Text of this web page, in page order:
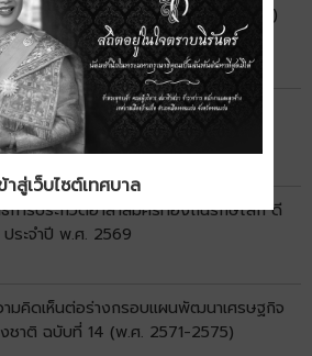
รประกันภัย ฉบับที่ 5 (พ.ศ. 2569–2573)
ธ์ การสรรหาปราชญ์เกษตรของแผ่นดิน
การประกวดอาสาสมัครท้องถิ่นรักษ์โลก ดี
ระจำปี พ.ศ. 2569
มคิดเห็นต่อร่างกรอบแผนพัฒนาเศรษฐกิจ
ชาติ ฉบับที่ 14 (พ.ศ. 2571-2575)
าสู่เว็บไซต์เทศบาล